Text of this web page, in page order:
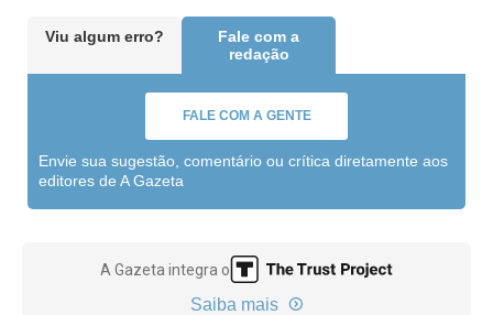
Viu algum erro?
Fale com a
redação
FALE COM A GENTE
Envie sua sugestão, comentário ou crítica diretamente aos
editores de A Gazeta
A Gazeta integra o
Saiba mais